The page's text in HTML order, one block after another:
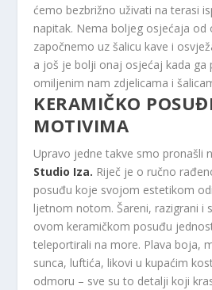
ćemo bezbrižno uživati ​​na terasi
napitak. Nema boljeg osjećaja od
započnemo uz šalicu kave i
a još je bolji onaj osjećaj kada ga
omiljenim nam zdjelicama i
KERAMIČKO
MOTIVIMA
Upravo jedne takve smo pronašli
Studio Iza. Riječ je o ručno
posuđu koje svojom estetikom
ljetnom notom. Šareni, razigrani i
ovom keramičkom posuđu
teleportirali na more. Plava boja,
sunca, luftića, likovi u kupaćim
odmoru – sve su to detalji koji